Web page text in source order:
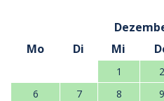
Mo
Di Mi
1 2
6
7 8 9